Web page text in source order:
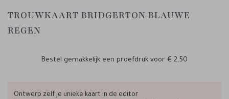
TROUWKAART BRIDGERTON BLAUWE
REGEN
Bestel gemakkelijk een proefdruk voor € 2,50
Ontwerp zelf je unieke kaart in de editor